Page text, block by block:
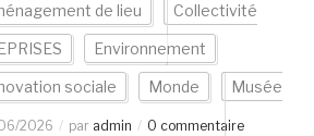
de lieu Collectivité
Environnement
sociale Monde Musée
2026 par admin 0 commentaire